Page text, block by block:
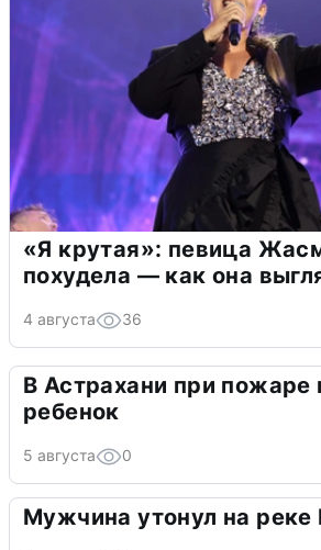
«Я крутая»: певица
похудела — как она
4 августа 36
В Астрахани при пожаре
ребенок
5 августа 0
Мужчина утонул на реке